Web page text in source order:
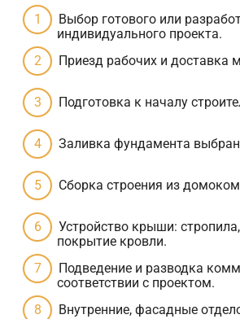
Выбор готового или
индивидуального проекта.
Приезд рабочих и доставка
Подготовка к началу
Заливка фундамента
Сборка строения из
Устройство крыши:
покрытие кровли.
Подведение и разводка
соответствии с проектом.
Внутренние, фасадные